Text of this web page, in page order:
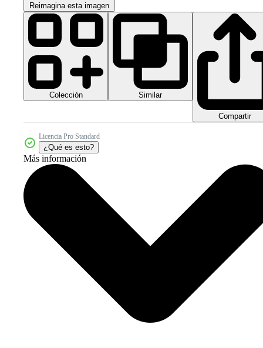
Reimagina esta imagen
Colección Similar
Compartir
Licencia Pro Standard
¿Qué es esto?
Más información